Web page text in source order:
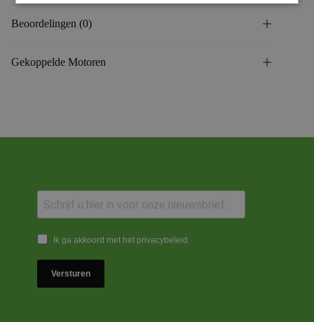
Beoordelingen (0)
Gekoppelde Motoren
Ik ga akkoord met het privacybeleid.
Versturen